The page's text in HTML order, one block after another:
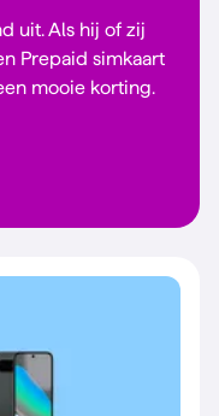
uit. Als hij of zij
Prepaid simkaart
mooie korting.